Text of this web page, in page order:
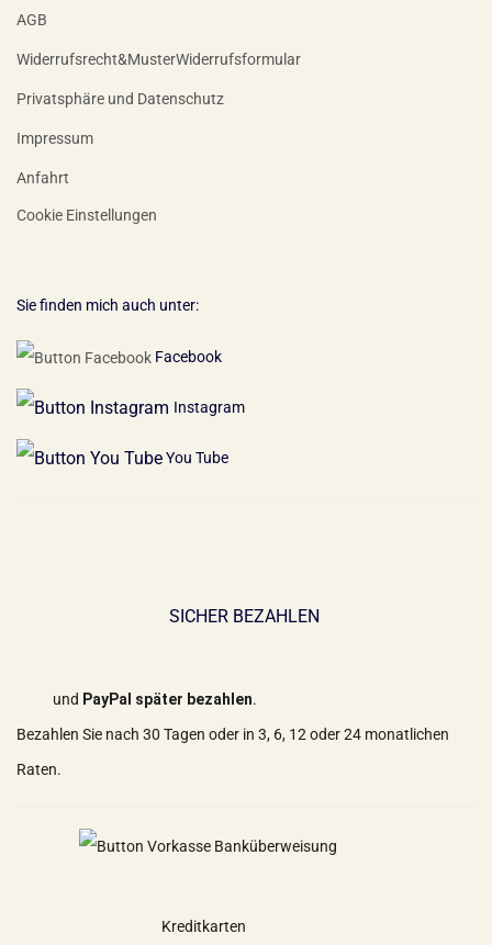
AGB
Widerrufsrecht&MusterWiderrufsformular
Privatsphäre und Datenschutz
Impressum
Anfahrt
Cookie Einstellungen
Sie finden mich auch unter:
Facebook
Instagram
You Tube
SICHER BEZAHLEN
und PayPal später bezahlen.
Bezahlen Sie nach 30 Tagen oder in 3, 6, 12 oder 24 monatlichen
Raten.
Kreditkarten